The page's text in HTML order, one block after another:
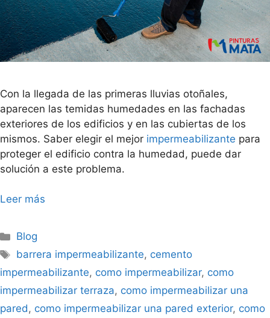
Con la llegada de las primeras lluvias otoñales,
aparecen las temidas humedades en las fachadas
exteriores de los edificios y en las cubiertas de los
mismos. Saber elegir el mejor impermeabilizante para
proteger el edificio contra la humedad, puede dar
solución a este problema.
Leer más
Blog
barrera impermeabilizante, cemento
impermeabilizante, como impermeabilizar, como
impermeabilizar terraza, como impermeabilizar una
pared, como impermeabilizar una pared exterior, como